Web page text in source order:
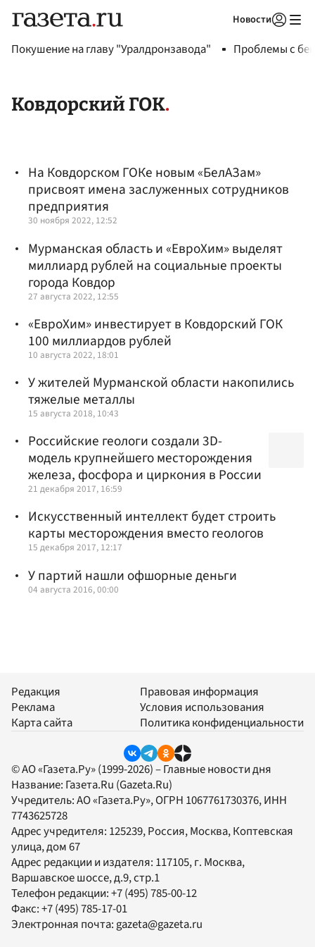
Новости
Покушение на главу "Уралдронзавода" Проблемы с
Ковдорский ГОК
На Ковдорском ГОКе новым «БелАЗам»
присвоят имена заслуженных сотрудников
предприятия
30 ноября 2022, 12:52
Мурманская область и «ЕвроХим» выделят
миллиард рублей на социальные проекты
города Ковдор
27 августа 2022, 12:55
«ЕвроХим» инвестирует в Ковдорский ГОК
100 миллиардов рублей
10 августа 2022, 18:01
У жителей Мурманской области накопились
тяжелые металлы
15 августа 2018, 10:43
Российские геологи создали 3D-
модель крупнейшего месторождения
железа, фосфора и циркония в России
21 декабря 2017, 16:59
Искусственный интеллект будет строить
карты месторождения вместо геологов
15 декабря 2017, 12:17
У партий нашли офшорные деньги
04 августа 2016, 00:00
Редакция
Реклама
Карта сайта
Правовая информация
Условия использования
Политика конфиденциальности
© АО «Газета.Ру» (1999-2026) – Главные новости дня
Название: Газета.Ru (Gazeta.Ru)
Учредитель:АО «Газета.Ру», ОГРН 1067761730376, ИНН
7743625728
Адрес учредителя: 125239, Россия, Москва, Коптевская
улица, дом 67
Адрес редакции и издателя: 117105, г. Москва,
Варшавское шоссе, д.9, стр.1
Телефон редакции:+7 (495) 785-00-12
Факс:+7 (495) 785-17-01
Электронная почта:gazeta@gazeta.ru